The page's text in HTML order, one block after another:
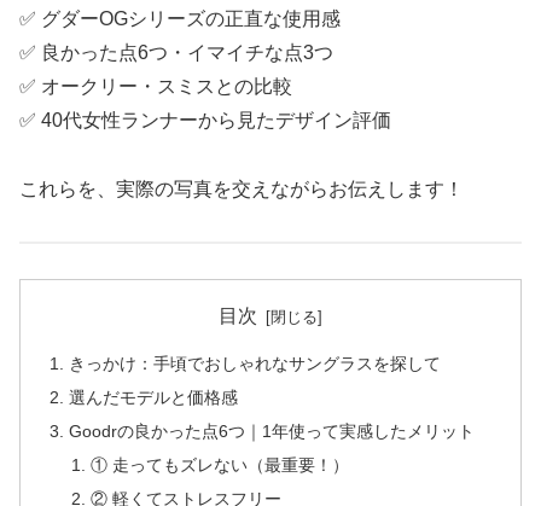
✅ グダーOGシリーズの正直な使用感
✅ 良かった点6つ・イマイチな点3つ
✅ オークリー・スミスとの比較
✅ 40代女性ランナーから見たデザイン評価
これらを、実際の写真を交えながらお伝えします！
目次
きっかけ：手頃でおしゃれなサングラスを探して
選んだモデルと価格感
Goodrの良かった点6つ｜1年使って実感したメリット
① 走ってもズレない（最重要！）
② 軽くてストレスフリー